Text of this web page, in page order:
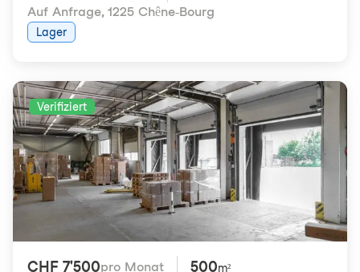
Auf Anfrage, 1225 Chêne-Bourg
Lager
Verifiziert
CHF 7'500pro Monat 500m²